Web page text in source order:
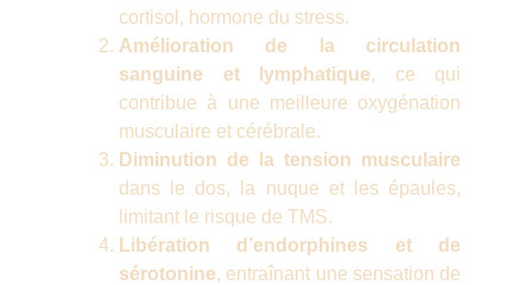
cortisol, hormone du stress.
Amélioration de la circulation
sanguine et lymphatique, ce qui
contribue à une meilleure oxygénation
musculaire et cérébrale.
Diminution de la tension musculaire
dans le dos, la nuque et les épaules,
limitant le risque de TMS.
Libération d’endorphines et de
sérotonine, entraînant une sensation de